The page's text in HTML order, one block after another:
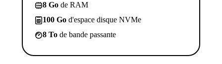
8 Go de RAM
100 Go d'espace disque NVMe
8 To de bande passante